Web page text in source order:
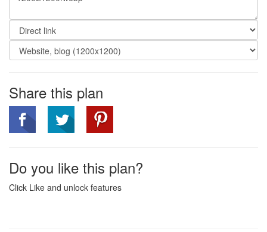
Share this plan
Do you like this plan?
Click Like and unlock features